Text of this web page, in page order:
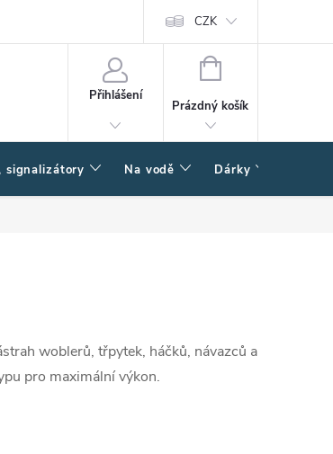
CZK
Přihlášení
NÁKUPNÍ
Prázdný košík
signalizátory Na vodě Dárky
woblerů, třpytek, háčků, návazců a
pro maximální výkon.